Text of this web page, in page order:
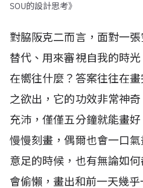
SOU的設計思考》
對脇阪克二而言，面對一
替代、用來審視自我的時
在嚮往什麼？答案往往在
之欲出，它的功效非常神
充沛，僅僅五分鐘就能畫
慢慢刻畫，偶爾也會一口
意足的時候，也有無論如
會偷懶，畫出和前一天幾乎